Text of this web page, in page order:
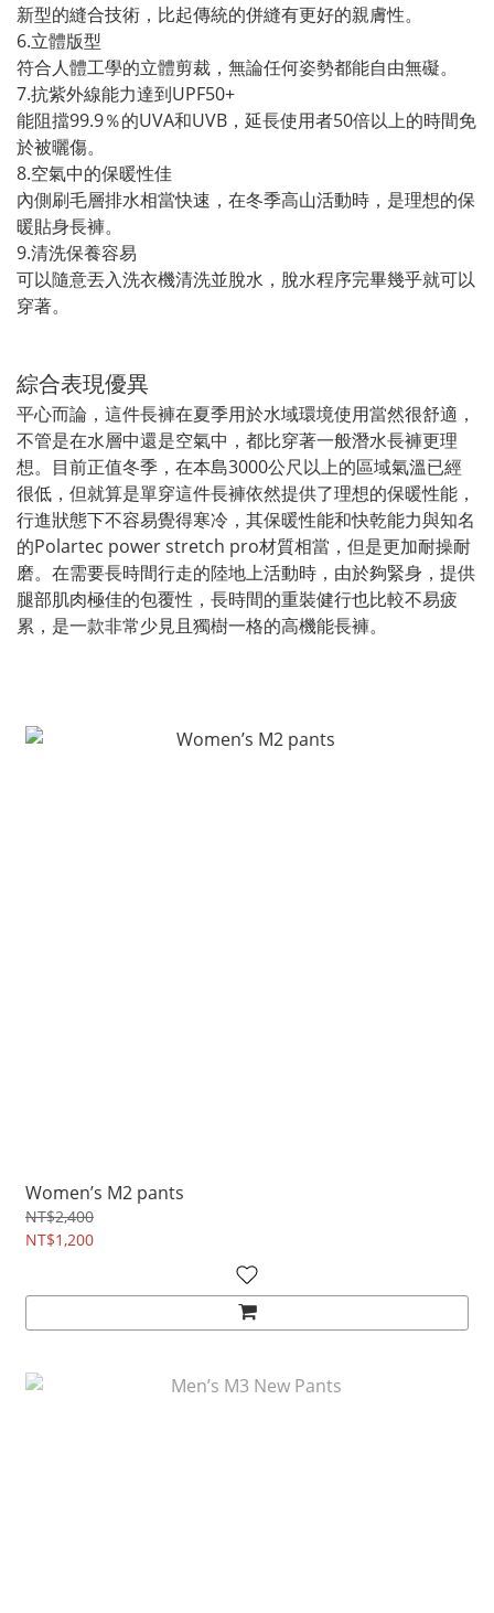
新型的縫合技術，比起傳統的併縫有更好的親膚性。
6.立體版型
符合人體工學的立體剪裁，無論任何姿勢都能自由無礙。
7.抗紫外線能力達到UPF50+
能阻擋99.9％的UVA和UVB，延長使用者50倍以上的時間免
於被曬傷。
8.空氣中的保暖性佳
內側刷毛層排水相當快速，在冬季高山活動時，是理想的保
暖貼身長褲。
9.清洗保養容易
可以隨意丟入洗衣機清洗並脫水，脫水程序完畢幾乎就可以
穿著。
綜合表現優異
平心而論，這件長褲在夏季用於水域環境使用當然很舒適，
不管是在水層中還是空氣中，都比穿著一般潛水長褲更理
想。目前正值冬季，在本島3000公尺以上的區域氣溫已經
很低，但就算是單穿這件長褲依然提供了理想的保暖性能，
行進狀態下不容易覺得寒冷，其保暖性能和快乾能力與知名
的Polartec power stretch pro材質相當，但是更加耐操耐
磨。在需要長時間行走的陸地上活動時，由於夠緊身，提供
腿部肌肉極佳的包覆性，長時間的重裝健行也比較不易疲
累，是一款非常少見且獨樹一格的高機能長褲。
Women’s M2 pants
NT$2,400
NT$1,200